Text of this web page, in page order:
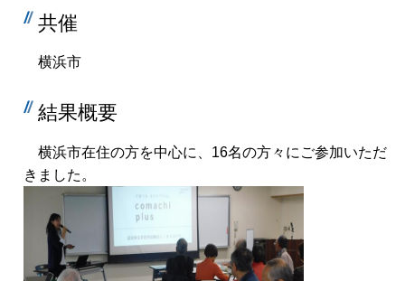
共催
横浜市
結果概要
横浜市在住の方を中心に、16名の方々にご参加いただ
きました。